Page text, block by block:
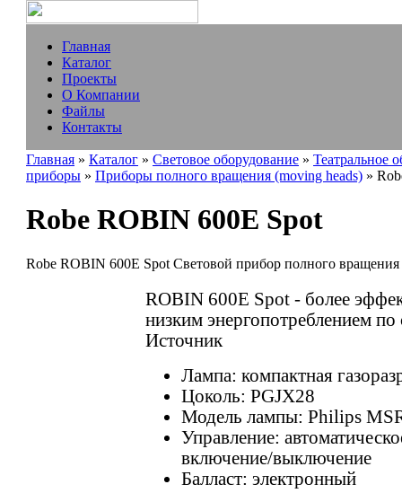
Главная
Каталог
Проекты
О Компании
Файлы
Контакты
Главная » Каталог » Световое оборудование » Театральное
приборы » Приборы полного вращения (moving heads) »
Robe ROBIN 600E Spot
Robe ROBIN 600E Spot Световой прибор полного вращения
ROBIN 600E Spot - более
низким энергопотреблением
Источник
Лампа: компактная
Цоколь: PGJX28
Модель лампы: Philips
Управление:
включение/выключение
Балласт: электронный